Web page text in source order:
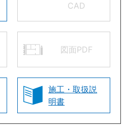
CAD
図面PDF
施工・取扱説
明書